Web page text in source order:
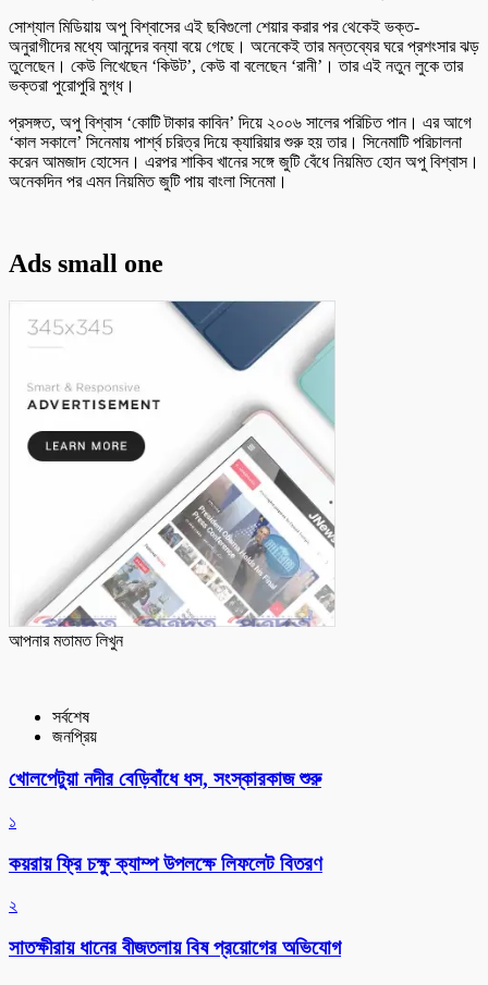
সোশ্যাল মিডিয়ায় অপু বিশ্বাসের এই ছবিগুলো শেয়ার করার পর থেকেই ভক্ত-
অনুরাগীদের মধ্যে আনন্দের বন্যা বয়ে গেছে। অনেকেই তার মন্তব্যের ঘরে প্রশংসার ঝড়
তুলেছেন। কেউ লিখেছেন ‘কিউট’, কেউ বা বলেছেন ‘রানী’। তার এই নতুন লুকে তার
ভক্তরা পুরোপুরি মুগ্ধ।
প্রসঙ্গত, অপু বিশ্বাস ‘কোটি টাকার কাবিন’ দিয়ে ২০০৬ সালের পরিচিত পান। এর আগে
‘কাল সকালে’ সিনেমায় পার্শ্ব চরিত্র দিয়ে ক্যারিয়ার শুরু হয় তার। সিনেমাটি পরিচালনা
করেন আমজাদ হোসেন। এরপর শাকিব খানের সঙ্গে জুটি বেঁধে নিয়মিত হোন অপু বিশ্বাস।
অনেকদিন পর এমন নিয়মিত জুটি পায় বাংলা সিনেমা।
Ads small one
আপনার মতামত লিখুন
সর্বশেষ
জনপ্রিয়
খোলপেটুয়া নদীর বেড়িবাঁধে ধস, সংস্কারকাজ শুরু
১
কয়রায় ফ্রি চক্ষু ক্যাম্প উপলক্ষে লিফলেট বিতরণ
২
সাতক্ষীরায় ধানের বীজতলায় বিষ প্রয়োগের অভিযোগ